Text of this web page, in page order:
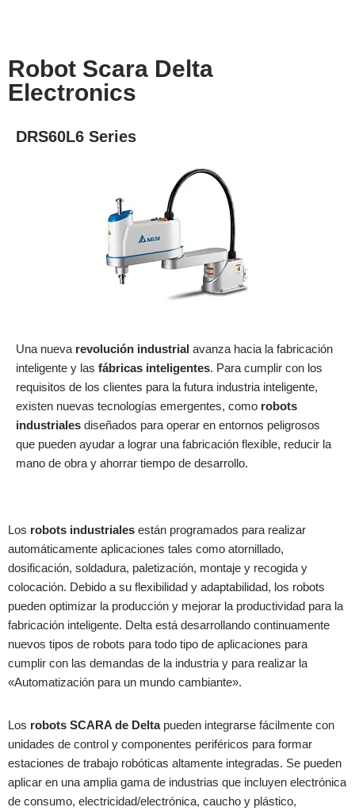
Robot Scara Delta
Electronics
DRS60L6 Series
Una nueva revolución industrial avanza hacia la fabricación
inteligente y las fábricas inteligentes. Para cumplir con los
requisitos de los clientes para la futura industria inteligente,
existen nuevas tecnologías emergentes, como robots
industriales diseñados para operar en entornos peligrosos
que pueden ayudar a lograr una fabricación flexible, reducir la
mano de obra y ahorrar tiempo de desarrollo.
Los robots industriales están programados para realizar
automáticamente aplicaciones tales como atornillado,
dosificación, soldadura, paletización, montaje y recogida y
colocación. Debido a su flexibilidad y adaptabilidad, los robots
pueden optimizar la producción y mejorar la productividad para la
fabricación inteligente. Delta está desarrollando continuamente
nuevos tipos de robots para todo tipo de aplicaciones para
cumplir con las demandas de la industria y para realizar la
«Automatización para un mundo cambiante».
Los robots SCARA de Deltapueden integrarse fácilmente con
unidades de control y componentes periféricos para formar
estaciones de trabajo robóticas altamente integradas. Se pueden
aplicar en una amplia gama de industrias que incluyen electrónica
de consumo, electricidad/electrónica, caucho y plástico,